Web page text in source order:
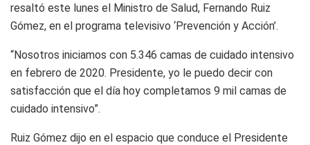
resaltó este lunes el Ministro de Salud, Fernando Ruiz
Gómez, en el programa televisivo ‘Prevención y Acción’.
“Nosotros iniciamos con 5.346 camas de cuidado intensivo
en febrero de 2020. Presidente, yo le puedo decir con
satisfacción que el día hoy completamos 9 mil camas de
cuidado intensivo”.
Ruiz Gómez dijo en el espacio que conduce el Presidente